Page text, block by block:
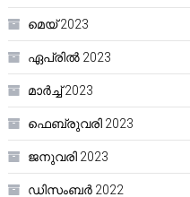
മെയ്‌ 2023
ഏപ്രിൽ 2023
മാർച്ച്‌ 2023
ഫെബ്രുവരി 2023
ജനുവരി 2023
ഡിസംബർ 2022